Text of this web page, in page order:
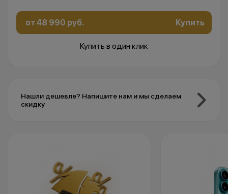
от 48 990 руб. Купить
Купить в один клик
Нашли дешевле? Напишите нам и мы сделаем
скидку